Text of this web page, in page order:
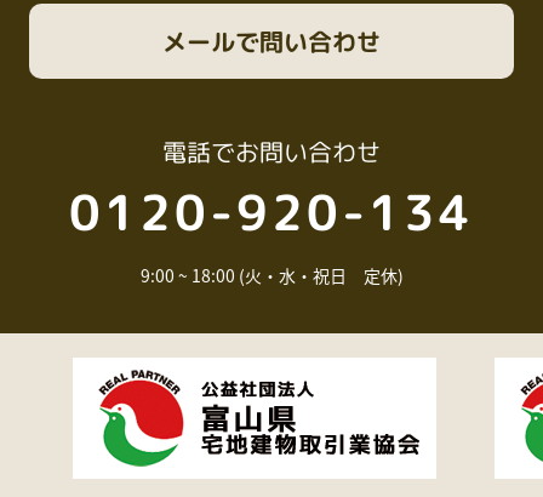
電話でお問い合わせ
0120-920-134
9:00 ~ 18:00 (火・水・祝日 定休)
メールで問い合わせ